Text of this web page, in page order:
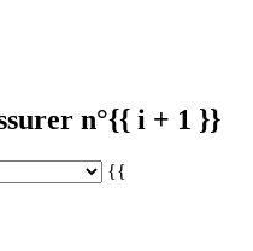
n°{{ i + 1 }}
{{